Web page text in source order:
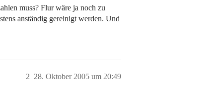
muss? Flur wäre ja noch zu
anständig gereinigt werden. Und
28. Oktober 2005 um 20:49
2